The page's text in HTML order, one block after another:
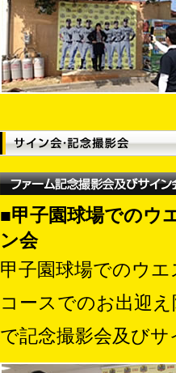
■甲子園球場でのウ
ン会
甲子園球場でのウ
コースでのお出迎
で記念撮影会及び